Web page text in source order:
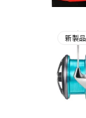
新製品